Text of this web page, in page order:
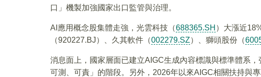
口」機製加強國家出口監管與治理。
AI應用概念股集體走強，光雲科技（688365.SH ）大漲近
（920227.BJ）、久其軟件（002279.SZ）、獅頭股份（
消息面上，國家層面已建立AIGC生成內容標識與標準體系
可測、可責」的階段。另外，2026年以來AIGC相關扶持與